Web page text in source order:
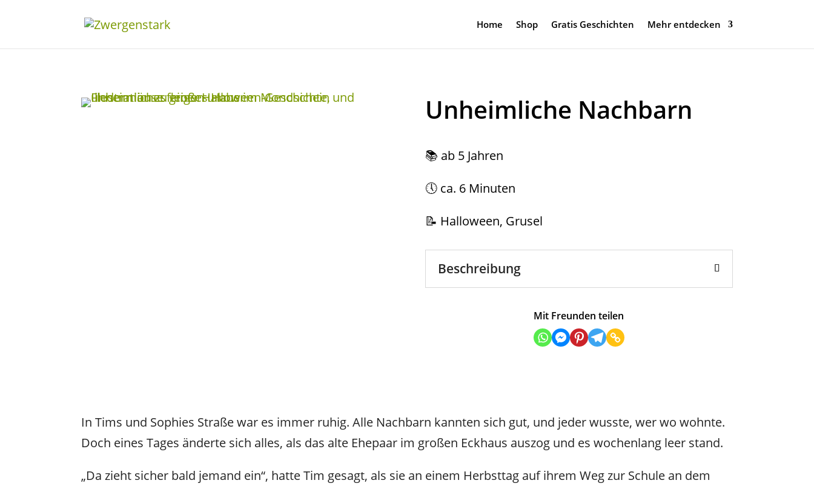
Home Shop Gratis Geschichten Mehr entdecken
Unheimliche Nachbarn
📚 ab 5 Jahren
🕔 ca. 6 Minuten
📝 Halloween, Grusel
Beschreibung
Mit Freunden teilen
In Tims und Sophies Straße war es immer ruhig. Alle Nachbarn kannten sich gut, und jeder wusste, wer wo wohnte.
Doch eines Tages änderte sich alles, als das alte Ehepaar im großen Eckhaus auszog und es wochenlang leer stand.
„Da zieht sicher bald jemand ein“, hatte Tim gesagt, als sie an einem Herbsttag auf ihrem Weg zur Schule an dem